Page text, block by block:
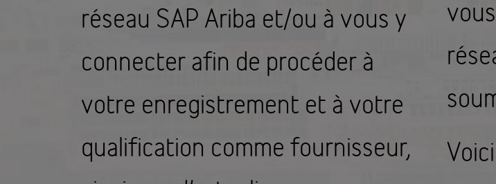
réseau SAP Ariba et/ou à vous y
connecter afin de procéder à
votre enregistrement et à votre
qualification comme fournisseur,